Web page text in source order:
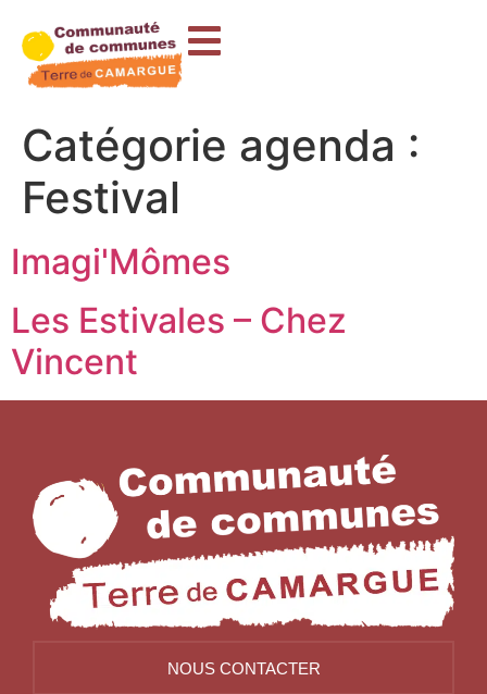
principal
Catégorie agenda :
Festival
Imagi'Mômes
Les Estivales – Chez
Vincent
NOUS CONTACTER